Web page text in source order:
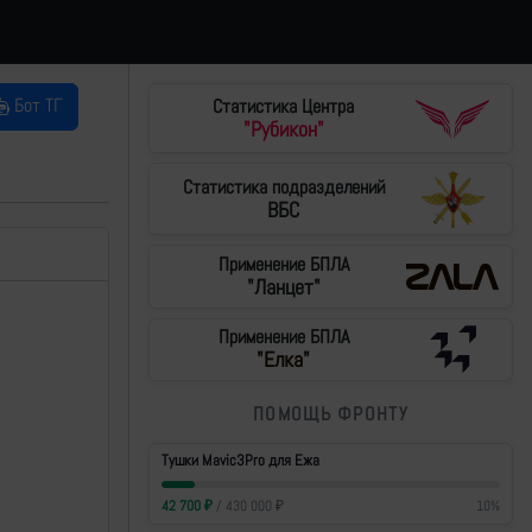
Бот ТГ
Статистика Центра
"Рубикон"
Статистика подразделений
ВБС
Применение БПЛА
"Ланцет"
Применение БПЛА
"Елка"
ПОМОЩЬ ФРОНТУ
Тушки Mavic3Pro для Ежа
42 700₽/ 430 000 ₽ 10%